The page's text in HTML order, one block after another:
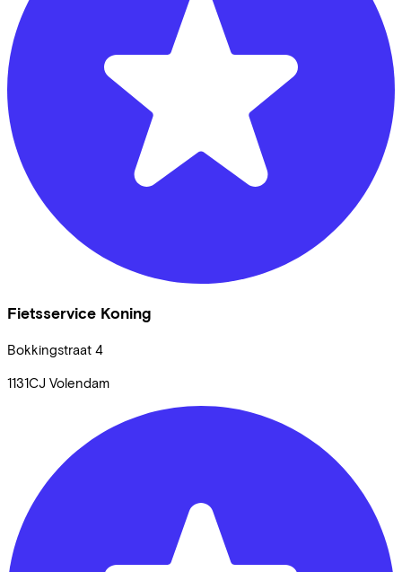
Fietsservice Koning
Bokkingstraat 4
1131CJ Volendam